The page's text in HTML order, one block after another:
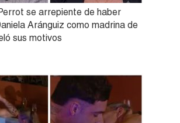
se arrepiente de haber
Aránguiz como madrina de
sus motivos